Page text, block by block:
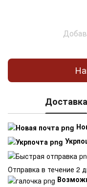
Доставка
Отправка в течение 2